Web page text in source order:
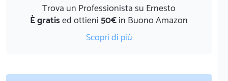
Trova un Professionista su Ernesto
È gratised ottieni50€in Buono Amazon
Scopri di più